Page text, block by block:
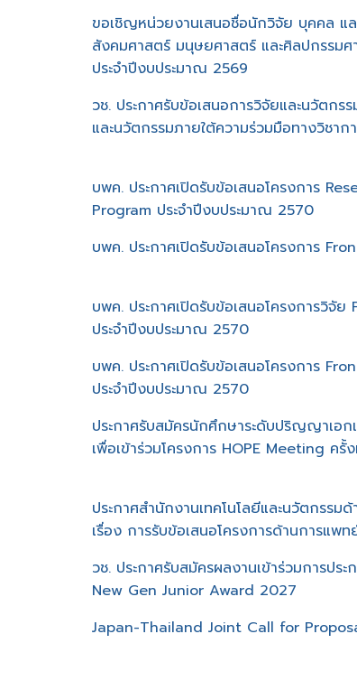
ขอเชิญหน่วยงานเสนอชื่อนักวิจัย บุคคล แ
สังคมศาสตร์ มนุษยศาสตร์ และศิลปกรรมศ
ประจำปีงบประมาณ 2569
วช. ประกาศรับข้อเสนอการวิจัยและนวัตก
และนวัตกรรมภายใต้ความร่วมมือทางวิชาก
บพค. ประกาศเปิดรับข้อเสนอโครงการ
Program ประจำปีงบประมาณ 2570
บพค. ประกาศเปิดรับข้อเสนอโครงการ
บพค. ประกาศเปิดรับข้อเสนอโครงการวิ
ประจำปีงบประมาณ 2570
บพค. ประกาศเปิดรับข้อเสนอโครงการ
ประจำปีงบประมาณ 2570
ประกาศรับสมัครนักศึกษาระดับปริญญาเอ
เพื่อเข้าร่วมโครงการ HOPE Meeting ค
ประกาศสำนักงานเทคโนโลยีและนวัตกรร
เรื่อง การรับข้อเสนอโครงการด้านการแพ
วช. ประกาศรับสมัครผลงานเข้าร่วมการปร
New Gen Junior Award 2027
Japan-Thailand Joint Call for